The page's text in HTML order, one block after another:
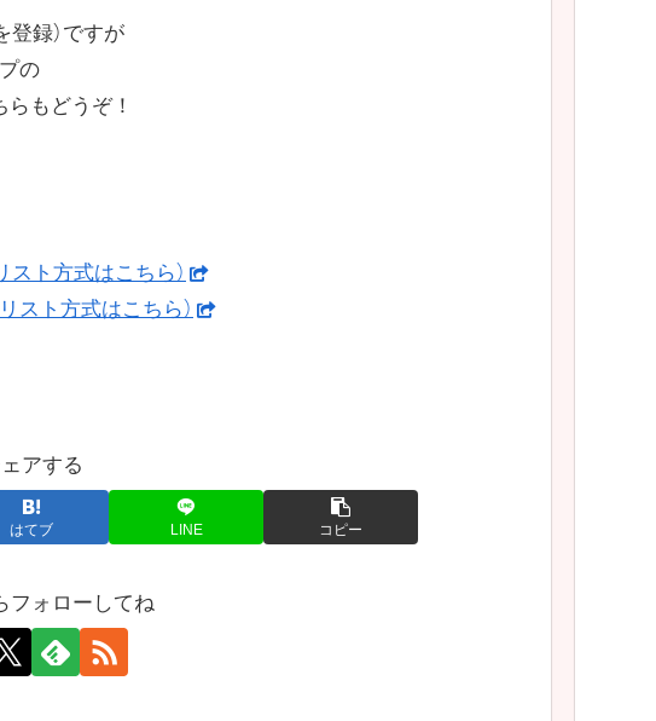
録）ですが
の
もどうぞ！
ト方式はこちら）
スト方式はこちら）
アする
はてブ LINE コピー
フォローしてね